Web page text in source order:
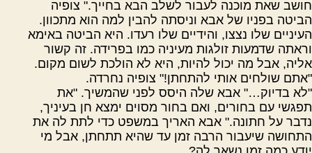
חושב שאת מוכנה לעבור לשלב הבא בחייך." צופיה
הביטה בפניו של אבא וניסתה להבין למה הוא מתכוון.
העיניים שלו נצצו, והידיים שלו רעדו. היא הביטה באימא
וראתה שדמעות זולגות מעיניה כמו בפרידה. זה קשור
אליה, אבל מה יכול להיות, היא לא הולכת לשום מקום.
"אתם שולחים אותי להתחתן!" צופיה נחרדה.
"לא בדיוק…" אבא שלה היסס לפני שהמשיך. "את
תפגשי עם בחורים, ואם בחור מסוים ימצא חן בעיניך,
נדבר על חתונה." אבא האריך במשפט כדי לתת לה את
התחושה שיעבור הרבה זמן עד שהיא תתחתן, אבל מי